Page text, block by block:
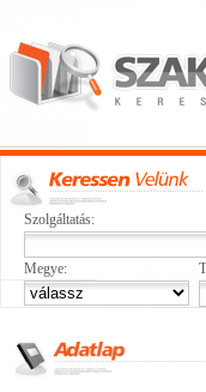
Szolgáltatás:
Megye: